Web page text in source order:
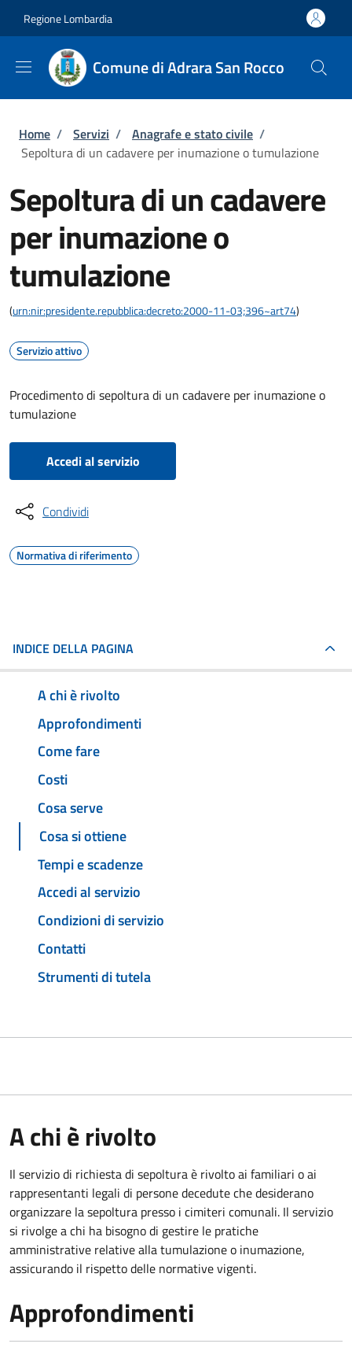
Regione Lombardia
Comune di Adrara San Rocco
Briciole di pane
Home / Servizi / Anagrafe e stato civile /
Sepoltura di un cadavere per inumazione o tumulazione
Sepoltura di un cadavere
per inumazione o
tumulazione
(urn:nir:presidente.repubblica:decreto:2000-11-03;396~art74)
Servizio attivo
Procedimento di sepoltura di un cadavere per inumazione o
tumulazione
Accedi al servizio
Condividi
Normativa di riferimento
INDICE DELLA PAGINA
A chi è rivolto
Approfondimenti
Come fare
Costi
Cosa serve
Cosa si ottiene
Tempi e scadenze
Accedi al servizio
Condizioni di servizio
Contatti
Strumenti di tutela
A chi è rivolto
Il servizio di richiesta di sepoltura è rivolto ai familiari o ai
rappresentanti legali di persone decedute che desiderano
organizzare la sepoltura presso i cimiteri comunali. Il servizio
si rivolge a chi ha bisogno di gestire le pratiche
amministrative relative alla tumulazione o inumazione,
assicurando il rispetto delle normative vigenti.
Approfondimenti